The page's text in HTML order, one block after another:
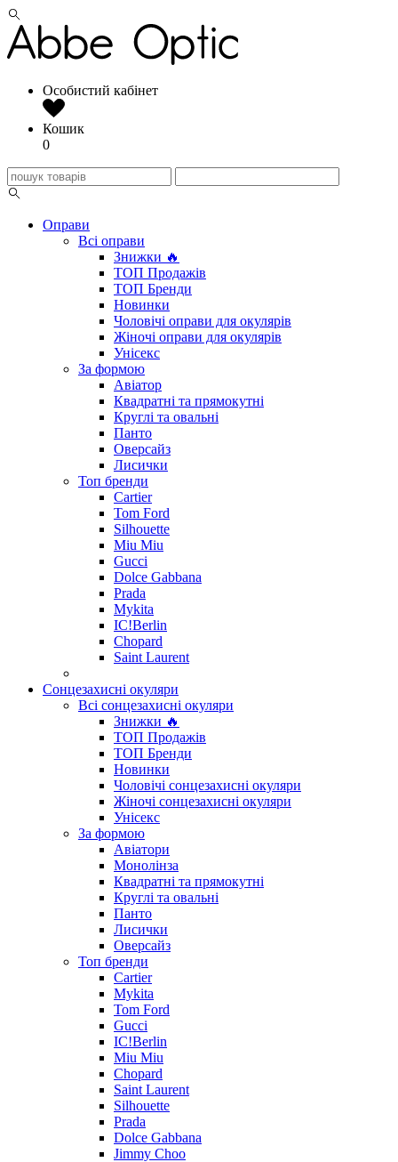
Особистий кабінет
Кошик
0
Оправи
Всі оправи
Знижки 🔥
ТОП Продажів
ТОП Бренди
Новинки
Чоловічі оправи для окулярів
Жіночі оправи для окулярів
Унісекс
За формою
Авіатор
Квадратні та прямокутні
Круглі та овальні
Панто
Оверсайз
Лисички
Топ бренди
Cartier
Tom Ford
Silhouette
Miu Miu
Gucci
Dolce Gabbana
Prada
Mykita
IC!Berlin
Chopard
Saint Laurent
Сонцезахисні окуляри
Всі сонцезахисні окуляри
Знижки 🔥
ТОП Продажів
ТОП Бренди
Новинки
Чоловічі сонцезахисні окуляри
Жіночі сонцезахисні окуляри
Унісекс
За формою
Авіатори
Монолінза
Квадратні та прямокутні
Круглі та овальні
Панто
Лисички
Оверсайз
Топ бренди
Cartier
Mykita
Tom Ford
Gucci
IC!Berlin
Miu Miu
Chopard
Saint Laurent
Silhouette
Prada
Dolce Gabbana
Jimmy Choo